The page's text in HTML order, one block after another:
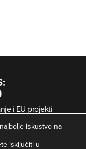
i EU projekti
Zaštita privatnosti
iskustvo na
isključiti u